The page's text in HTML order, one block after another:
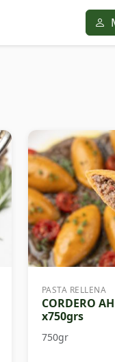
PASTA RELLENA
CORDERO
x750grs
750gr